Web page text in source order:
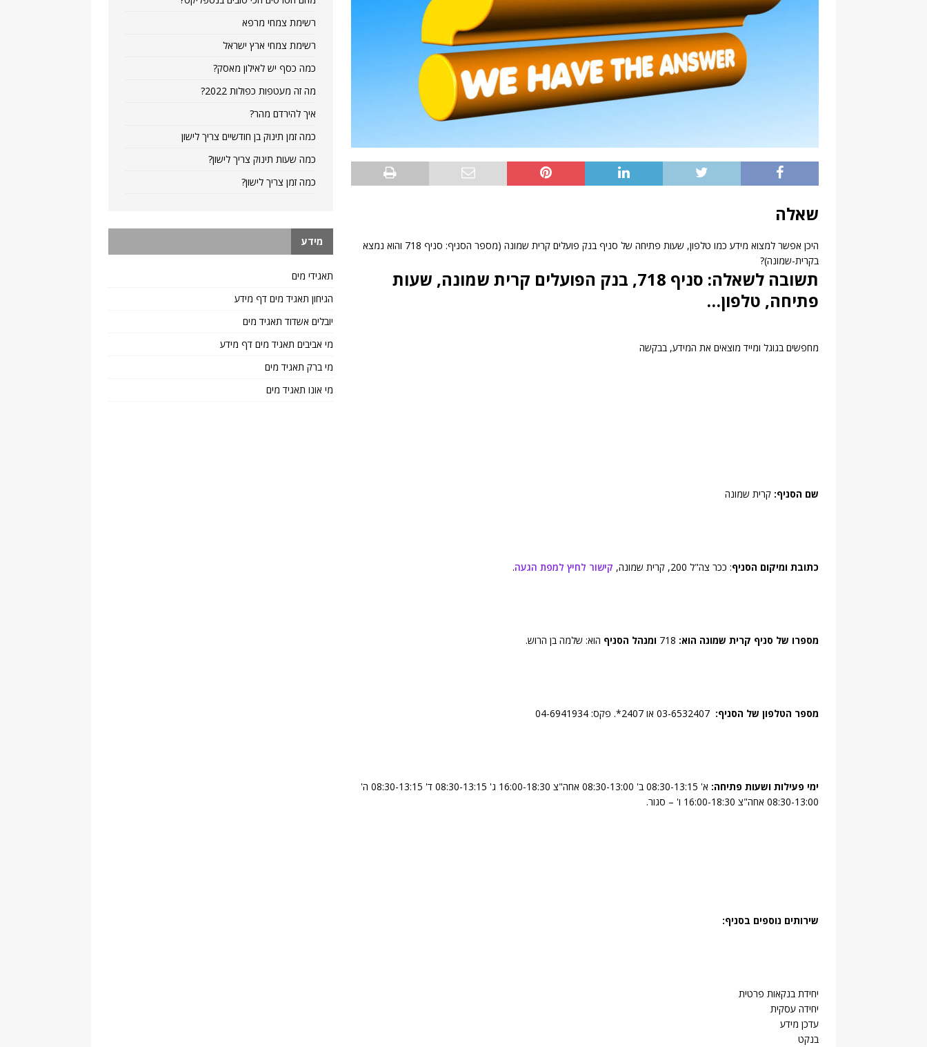
שאלה
היכן אפשר למצוא מידע כמו טלפון, שעות פתיחה של סניף בנק פועלים קרית שמונה (מספר הסניף: סניף 718 והוא נמצא
בקרית-שמונה)?
תשובה לשאלה: סניף 718, בנק הפועלים קרית שמונה, שעות
פתיחה, טלפון…
מחפשים בגוגל ומייד מוצאים את המידע, בבקשה
שם הסניף: קרית שמונה
כתובת ומיקום הסניף: ככר צה"ל 200, קרית שמונה, קישור לחיץ למפת הגעה.
מספרו של סניף קרית שמונה הוא: ומנהל הסניף הוא: שלמה בן הרוש.
מספר הטלפון של הסניף:
ימי פעילות ושעות פתיחה:
א' 08:30-13:15 ב' 08:30-13:00 אחה"צ 16:00-18:30 ג' 08:30-13:15 ד' 08:30-13:15 ה'
08:30-13:00 אחה"צ 16:00-18:30 ו' – סגור.
שירותים נוספים בסניף:
יחידת בנקאות פרטית
יחידה עסקית
עדכן מידע
בנקט
רשימת צמחי מרפא
רשימת צמחי ארץ ישראל
כמה כסף יש לאילון מאסק?
מה זה מעטפות כפולות 2022?
איך להירדם מהר?
כמה זמן תינוק בן חודשיים צריך לישון
כמה שעות תינוק צריך לישון?
כמה זמן צריך לישון?
מידע
תאגידי מים
הגיחון תאגיד מים דף מידע
יובלים אשדוד תאגיד מים
מי אביבים תאגיד מים דף מידע
מי ברק תאגיד מים
מי אונו תאגיד מים